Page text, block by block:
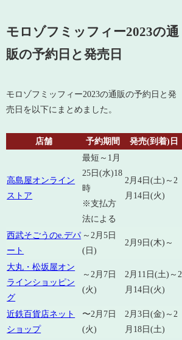
モロゾフミッフィー2023の通
販の予約日と発売日
モロゾフミッフィー2023の通販の予約日と発
売日を以下にまとめました。
店舗 予約期間 発売(到着)日
高島屋オンライン
ストア
最短～1月
25日(水)18
時
※支払方
法による
2月4日(土)～2
月14日(火)
西武そごうのe.デパ
ート
～2月5日
(日)
2月9日(木)～
大丸・松坂屋オン
ラインショッピン
グ
～2月7日
(火)
2月11日(土)～2
月14日(火)
近鉄百貨店ネット
ショップ
〜2月7日
(火)
2月3日(金)～2
月18日(土)